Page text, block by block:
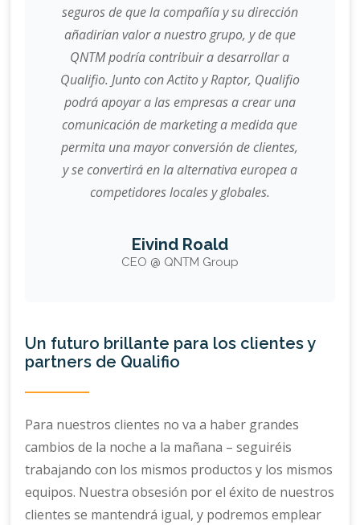
seguros de que la compañía y su dirección
añadirían valor a nuestro grupo, y de que
QNTM podría contribuir a desarrollar a
Qualifio. Junto con Actito y Raptor, Qualifio
podrá apoyar a las empresas a crear una
comunicación de marketing a medida que
permita una mayor conversión de clientes,
y se convertirá en la alternativa europea a
competidores locales y globales.
Eivind Roald
CEO @ QNTM Group
Un futuro brillante para los clientes y
partners de Qualifio
Para nuestros clientes no va a haber grandes
cambios de la noche a la mañana – seguiréis
trabajando con los mismos productos y los mismos
equipos. Nuestra obsesión por el éxito de nuestros
clientes se mantendrá igual, y podremos emplear